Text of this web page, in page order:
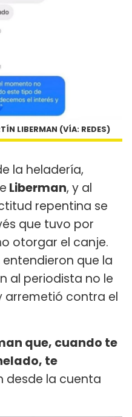
LIBERMAN (VÍA: REDES)
la heladería,
Liberman, y al
repentina se
que tuvo por
otorgar el canje.
que la
al periodista no le
arremetió contra el
que, cuando te
te
desde la cuenta